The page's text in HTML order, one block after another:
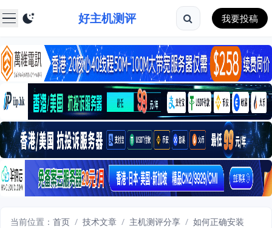
好主机测评 我要投稿
当前位置： 首页 / 技术文章 / 主机测评分享 / 如何正确安装